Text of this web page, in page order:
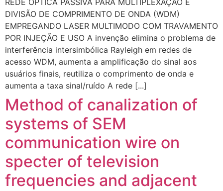
REDE ÓPTICA PASSIVA PARA MULTIPLEXAÇÃO E
DIVISÃO DE COMPRIMENTO DE ONDA (WDM)
EMPREGANDO LASER MULTIMODO COM TRAVAMENTO
POR INJEÇÃO E USO A invenção elimina o problema de
interferência intersimbólica Rayleigh em redes de
acesso WDM, aumenta a amplificação do sinal aos
usuários finais, reutiliza o comprimento de onda e
aumenta a taxa sinal/ruído A rede [...]
Method of canalization of
systems of SEM
communication wire on
specter of television
frequencies and adjacent